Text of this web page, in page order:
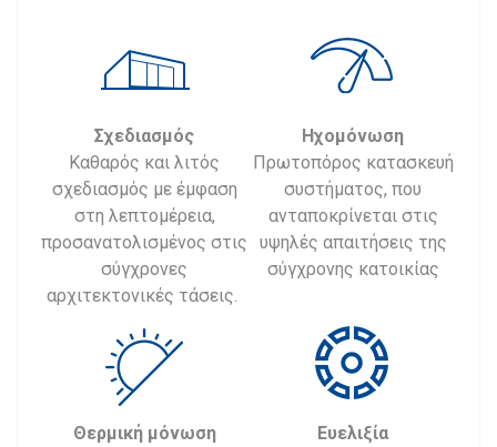
Σχεδιασμός
Καθαρός και λιτός
σχεδιασμός με έμφαση
στη λεπτομέρεια,
προσανατολισμένος στις
σύγχρονες
αρχιτεκτονικές τάσεις.
Ηχομόνωση
Πρωτοπόρος κατασκευή
συστήματος, που
ανταποκρίνεται στις
υψηλές απαιτήσεις της
σύγχρονης κατοικίας
Θερμική μόνωση
Ευελιξία